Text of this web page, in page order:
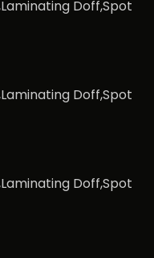
Doff,Spot
Doff,Spot
Doff,Spot